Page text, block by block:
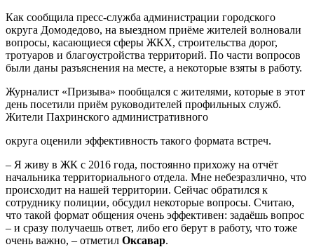
Как сообщила пресс-служба администрации городского
округа Домодедово, на выездном приёме жителей волновали
вопросы, касающиеся сферы ЖКХ, строительства дорог,
тротуаров и благоустройства территорий. По части вопросов
были даны разъяснения на месте, а некоторые взяты в работу.
Журналист «Призыва» пообщался с жителями, которые в этот
день посетили приём руководителей профильных служб.
Жители Пахринского административного
округа оценили эффективность такого формата встреч.
– Я живу в ЖК с 2016 года, постоянно прихожу на отчёт
начальника территориального отдела. Мне небезразлично, что
происходит на нашей территории. Сейчас обратился к
сотруднику полиции, обсудил некоторые вопросы. Считаю,
что такой формат общения очень эффективен: задаёшь вопрос
– и сразу получаешь ответ, либо его берут в работу, что тоже
очень важно, – отметил Оксавар.